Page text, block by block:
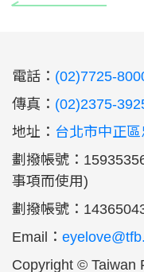
電話： (02)7725-
傳真： (02)2375-
地址： 台北市中正
劃撥帳號：
事項而使用)
劃撥帳號：
Email：
Copyright © Taiwan